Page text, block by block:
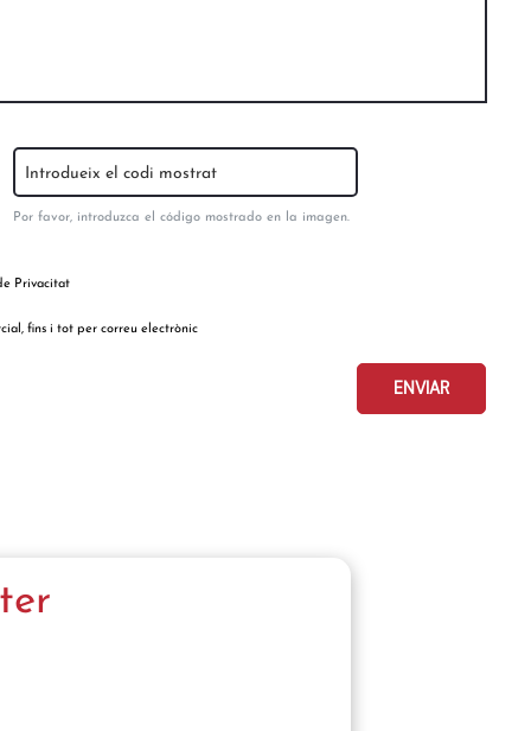
Por favor, introduzca el código mostrado en la imagen.
Privacitat
fins i tot per correu electrònic
ENVIAR